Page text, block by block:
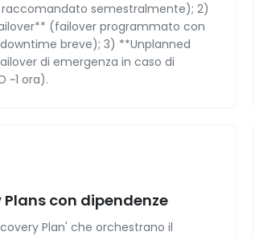
raccomandato semestralmente); 2)
(failover programmato con
breve); 3) **Unplanned
di emergenza in caso di
~1 ora).
Plans con dipendenze
Plan' che orchestrano il